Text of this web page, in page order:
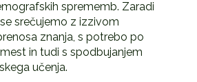
sprememb. Zaradi
srečujemo z izzivom
znanja, s potrebo po
in tudi s spodbujanjem
učenja.